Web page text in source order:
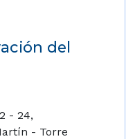
del
- 24,
- Torre